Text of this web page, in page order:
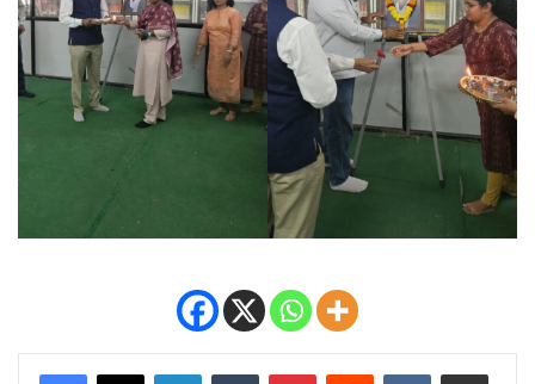
LinkedInTumblr PinterestReddit VKontakteShare via Email